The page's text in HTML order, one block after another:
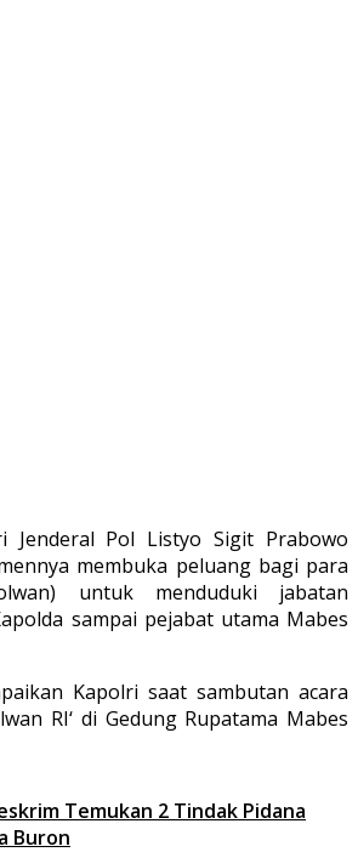
Jenderal Pol Listyo Sigit Prabowo
membuka peluang bagi para
untuk menduduki jabatan
sampai pejabat utama Mabes
Kapolri saat sambutan acara
RI‘ di Gedung Rupatama Mabes
Temukan 2 Tindak Pidana
Buron